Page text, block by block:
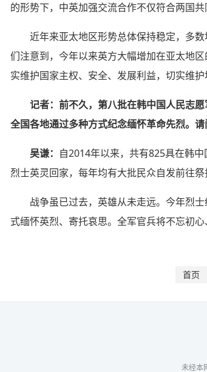
的形势下，中英加强交流合作不仅符合两国
近年来亚太地区形势总体保持稳定，多
们注意到，今年以来英方大幅增加在亚太地
实维护国家主权、安全、发展利益，切实维护
记者：前不久，第八批在韩中国人民志
全国各地通过多种方式纪念缅怀革命先烈。
吴谦： 自2014年以来，共有825具在韩
烈士英灵回家，每年均有大批民众自发前往
战争虽已过去，英雄从未走远。今年烈
式缅怀英烈、寄托哀思。全军官兵将不忘初
首页
未经本